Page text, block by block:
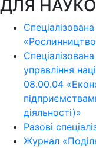
ДЛЯ
управління
08.00.04
діяльності)»
Разові
Журнал